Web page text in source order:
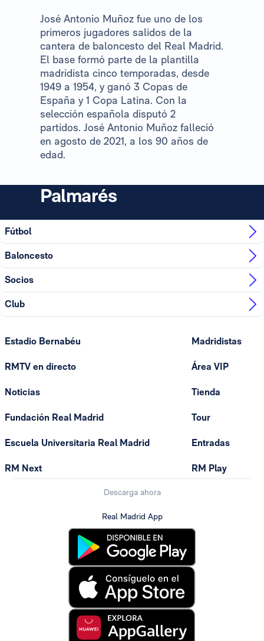
José Antonio Muñoz fue uno de los
primeros jugadores salidos de la
cantera de baloncesto del Real Madrid.
El base formó parte de la plantilla
madridista cinco temporadas, desde
1949 a 1954, y ganó 3 Copas de
España y 1 Copa Latina. Con la
selección española disputó 2
partidos. José Antonio Muñoz falleció
en agosto de 2021, a los 90 años de
edad.
Palmarés
Fútbol
Baloncesto
Socios
Club
Estadio Bernabéu
RMTV en directo
Noticias
Fundación Real Madrid
Escuela Universitaria Real Madrid
RM Next
Madridistas
Área VIP
Tienda
Tour
Entradas
RM Play
Descarga ahora
Real Madrid App